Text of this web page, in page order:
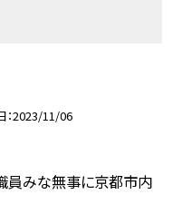
2023/11/06
員みな無事に京都市内